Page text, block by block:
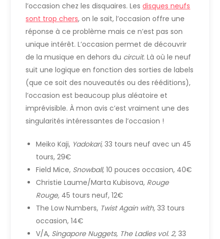
l’occasion chez les disquaires. Lesdisques neufs
sont trop chers, on le sait, l’occasion offre une
réponse à ce problème mais ce n’est pas son
unique intérêt. L’occasion permet de découvrir
de la musique en dehors du circuit. Là où le neuf
suit une logique en fonction des sorties de labels
(que ce soit des nouveautés ou des rééditions),
l’occasion est beaucoup plus aléatoire et
imprévisible. À mon avis c’est vraiment une des
singularités intéressantes de l’occasion !
Meiko Kaji, Yadokari,33 tours neuf avec un 45
tours, 29€
Field Mice, Snowball,10 pouces occasion, 40€
Christie Laume/Marta Kubisova, Rouge
Rouge, 45 tours neuf, 12€
The Low Numbers, Twist Again with,33 tours
occasion, 14€
V/A, Singapore Nuggets, The Ladies vol. 2,33